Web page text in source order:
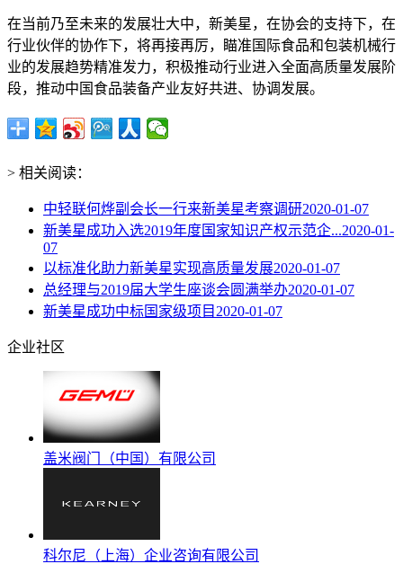
在当前乃至未来的发展壮大中，新美星，在协会的支持下，在
行业伙伴的协作下，将再接再厉，瞄准国际食品和包装机械行
业的发展趋势精准发力，积极推动行业进入全面高质量发展阶
段，推动中国食品装备产业友好共进、协调发展。
> 相关阅读：
中轻联何烨副会长一行来新美星考察调研2020-01-07
新美星成功入选2019年度国家知识产权示范企...2020-01-
07
以标准化助力新美星实现高质量发展2020-01-07
总经理与2019届大学生座谈会圆满举办2020-01-07
新美星成功中标国家级项目 2020-01-07
企业社区
盖米阀门（中国）有限公司
科尔尼（上海）企业咨询有限公司